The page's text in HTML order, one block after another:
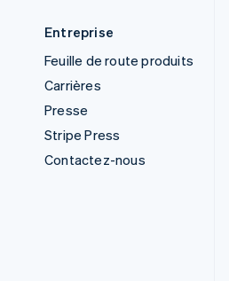
Entreprise
Feuille de route produits
Carrières
Presse
Stripe Press
Contactez-nous